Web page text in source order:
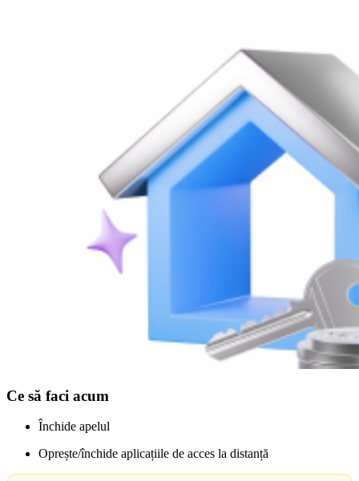
Ce să faci acum
Închide apelul
Oprește/închide aplicațiile de acces la distanță